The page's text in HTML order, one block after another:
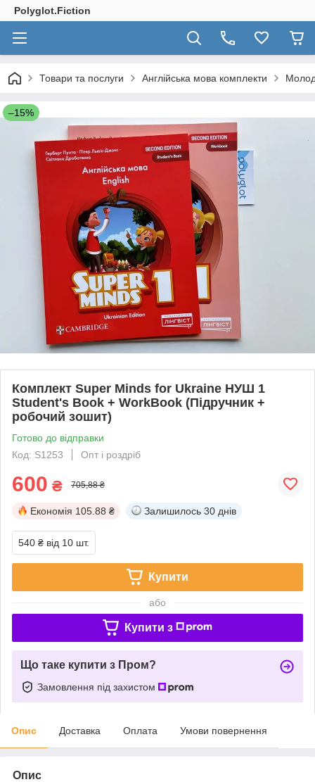
Polyglot.Fiction
Товари та послуги Англійська мова комплекти
–15%
Комплект Super Minds for Ukraine НУШ 1
Student's Book + WorkBook (Підручник +
робочий зошит)
Готово до відправки
Код: S1253
Опт і роздріб
600 ₴ 705,88 ₴
Економія 105.88 ₴ Залишилось 30 днів
540 ₴ від 10 шт.
Купити
або
Купити з
Що таке купити з Пром?
Замовлення під захистом
Опис Доставка Оплата Умови повернення
Опис